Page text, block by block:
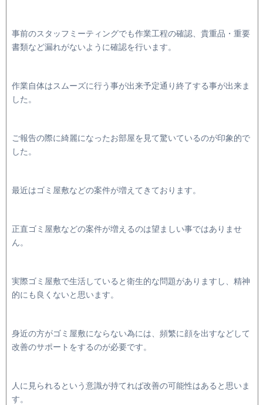
事前のスタッフミーティングでも作業工程の確認、貴重品・重要
書類など漏れがないように確認を行います。
作業自体はスムーズに行う事が出来予定通り終了する事が出来ま
した。
ご報告の際に綺麗になったお部屋を見て驚いているのが印象的で
した。
最近はゴミ屋敷などの案件が増えてきております。
正直ゴミ屋敷などの案件が増えるのは望ましい事ではありませ
ん。
実際ゴミ屋敷で生活していると衛生的な問題がありますし、精神
的にも良くないと思います。
身近の方がゴミ屋敷にならない為には、頻繁に顔を出すなどして
改善のサポートをするのが必要です。
人に見られるという意識が持てれば改善の可能性はあると思いま
す。